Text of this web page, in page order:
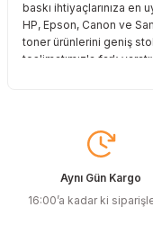
baskı ihtiyaçlarınıza
HP, Epson, Canon ve
toner ürünlerini geniş
teslimatımızla fark
istiyorsunuz? O halde
Muadil toner
sunacak şekilde test
vermeden bütçenizi
baskılar yapan
Aynı Gün Kargo
16:00’a kadar ki